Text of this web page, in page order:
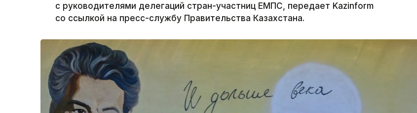
с руководителями делегаций стран-участниц ЕМПС, передает Kazinform
со ссылкой на пресс-службу Правительства Казахстана.